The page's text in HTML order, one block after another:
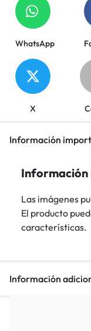
WhatsApp
X
Información
Las imágenes
El producto
características.
Información